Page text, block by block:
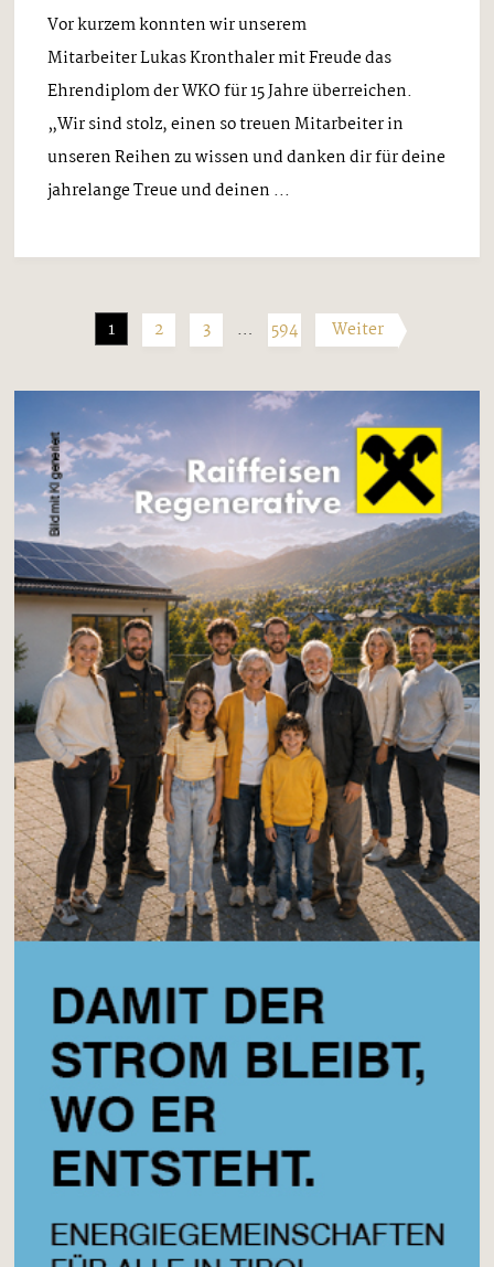
Vor kurzem konnten wir unserem
Mitarbeiter Lukas Kronthaler mit Freude das
Ehrendiplom der WKO für 15 Jahre überreichen.
„Wir sind stolz, einen so treuen Mitarbeiter in
unseren Reihen zu wissen und danken dir für deine
jahrelange Treue und deinen ...
1 2 3 … 594 Weiter